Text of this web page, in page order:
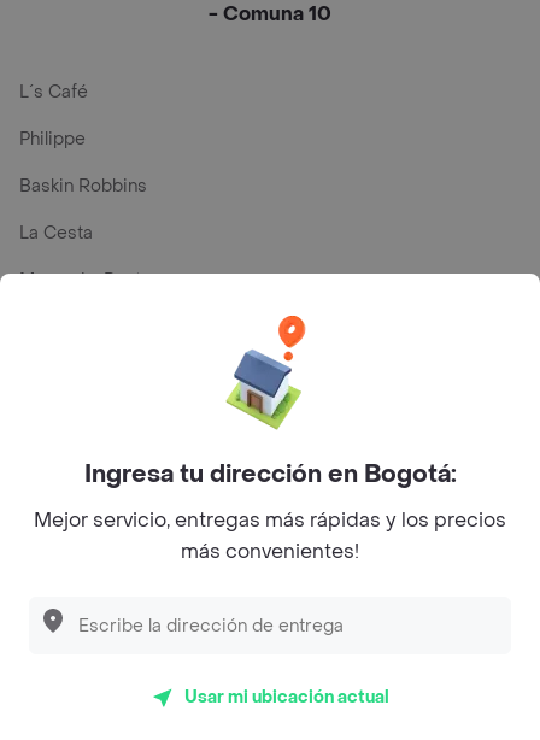
- Comuna 10
L´s Café
Philippe
Baskin Robbins
La Cesta
Mercari - Postres
Empanaditas de Pipian - Empanadas
Desayunadero de la 42
Luisa Postres
Subway
Top Marcas y Cadenas de Restaurantes
Ingresa tu dirección en Bogotá:
Mejor servicio, entregas más rápidas y los precios
más convenientes!
Usar mi ubicación actual